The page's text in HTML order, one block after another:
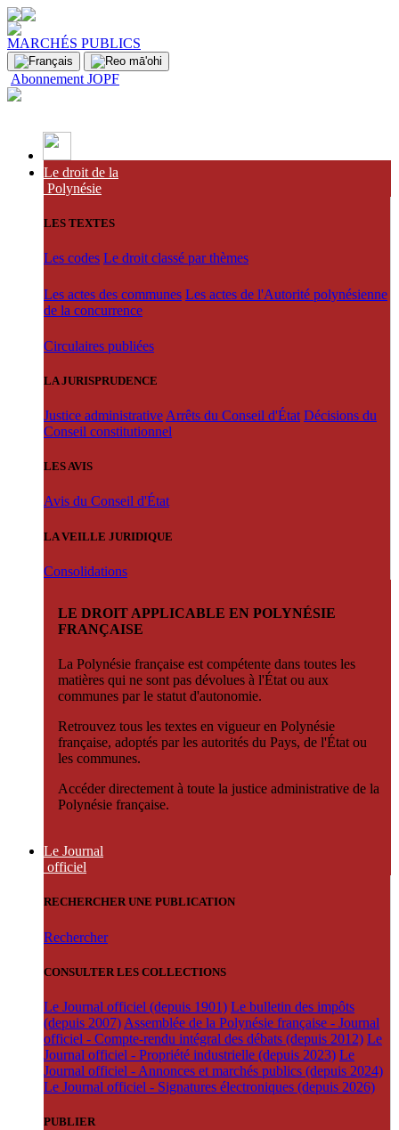
MARCHÉS PUBLICS
Abonnement JOPF
Le droit de la
Polynésie
LES TEXTES
Les codes Le droit classé par thèmes
Les actes des communes Les actes de l'Autorité polynésienne
de la concurrence
Circulaires publiées
LA JURISPRUDENCE
Justice administrative Arrêts du Conseil d'État Décisions du
Conseil constitutionnel
LES AVIS
Avis du Conseil d'État
LA VEILLE JURIDIQUE
Consolidations
LE DROIT APPLICABLE EN POLYNÉSIE
FRANÇAISE
La Polynésie française est compétente dans toutes les
matières qui ne sont pas dévolues à l'État ou aux
communes par le statut d'autonomie.
Retrouvez tous les textes en vigueur en Polynésie
française, adoptés par les autorités du Pays, de l'État ou
les communes.
Accéder directement à toute la justice administrative de la
Polynésie française.
Le Journal
officiel
RECHERCHER UNE PUBLICATION
Rechercher
CONSULTER LES COLLECTIONS
Le Journal officiel (depuis 1901) Le bulletin des impôts
(depuis 2007) Assemblée de la Polynésie française - Journal
officiel - Compte-rendu intégral des débats (depuis 2012) Le
Journal officiel - Propriété industrielle (depuis 2023) Le
Journal officiel - Annonces et marchés publics (depuis 2024)
Le Journal officiel - Signatures électroniques (depuis 2026)
PUBLIER